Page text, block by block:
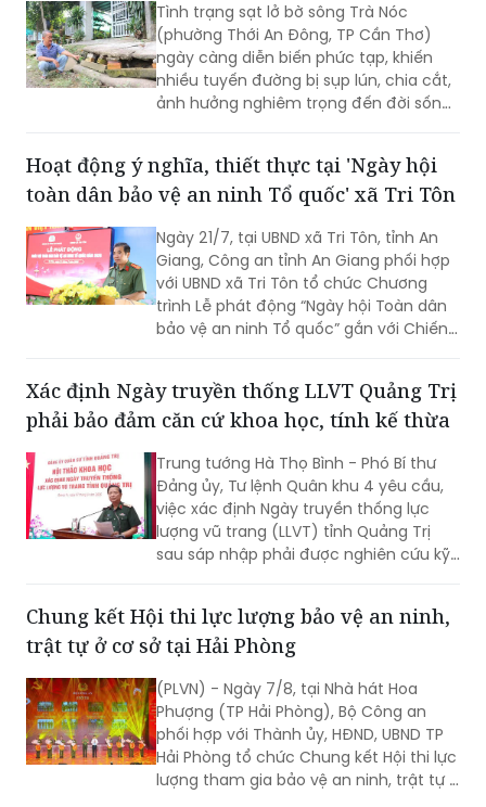
Tình trạng sạt lở bờ sông Trà Nóc
(phường Thới An Đông, TP Cần Thơ)
ngày càng diễn biến phức tạp, khiến
nhiều tuyến đường bị sụp lún, chia cắt,
ảnh hưởng nghiêm trọng đến đời sống
nâng đường để duy trì lối đi. Tuy nhiên,
người dân vẫn thường trực nỗi lo sạt lở,
nước lớn.
Hoạt động ý nghĩa, thiết thực tại 'Ngày hội
toàn dân bảo vệ an ninh Tổ quốc' xã Tri Tôn
Ngày 21/7, tại UBND xã Tri Tôn, tỉnh An
Giang, Công an tỉnh An Giang phối hợp
với UBND xã Tri Tôn tổ chức Chương
trình Lễ phát động “Ngày hội Toàn dân
bảo vệ an ninh Tổ quốc” gắn với Chiến
Xác định Ngày truyền thống LLVT Quảng Trị
phải bảo đảm căn cứ khoa học, tính kế thừa
Trung tướng Hà Thọ Bình - Phó Bí thư
Đảng ủy, Tư lệnh Quân khu 4 yêu cầu,
việc xác định Ngày truyền thống lực
lượng vũ trang (LLVT) tỉnh Quảng Trị
sau sáp nhập phải được nghiên cứu kỹ
Chung kết Hội thi lực lượng bảo vệ an ninh,
trật tự ở cơ sở tại Hải Phòng
(PLVN) - Ngày 7/8, tại Nhà hát Hoa
Phượng (TP Hải Phòng), Bộ Công an
phối hợp với Thành ủy, HĐND, UBND TP
Hải Phòng tổ chức Chung kết Hội thi lực
lượng tham gia bảo vệ an ninh, trật tự ở